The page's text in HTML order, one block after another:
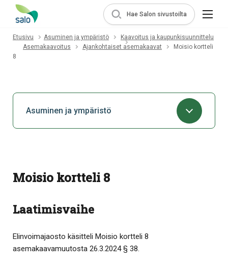
Hae Salon sivustoilta
Etusivu Asuminen ja ympäristö
Kaavoitus ja kaupunkisuunnittelu
Asemakaavoitus
Ajankohtaiset asemakaavat
Moisio kortteli
8
Asuminen ja ympäristö
Moisio kortteli 8
Laatimisvaihe
Elinvoimajaosto käsitteli Moisio kortteli 8
asemakaavamuutosta 26.3.2024 § 38.